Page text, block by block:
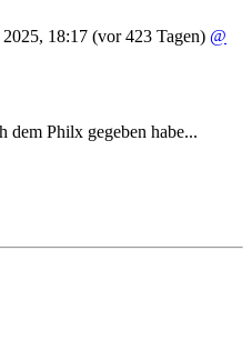
18:17 (vor 423 Tagen) @
Philx gegeben habe...